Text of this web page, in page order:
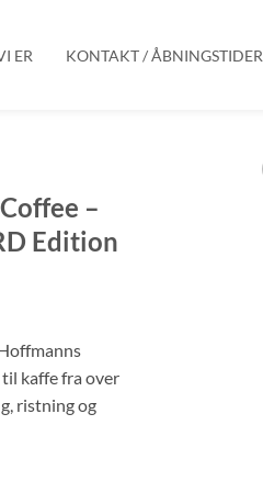
ER KONTAKT / ÅBNINGSTIDER
–
Edition
kaffe fra over
ristning og